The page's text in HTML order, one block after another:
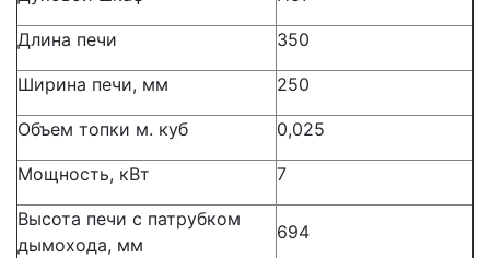
Длина печи 350
Ширина печи, мм 250
Объем топки м. куб 0,025
Мощность, кВт 7
Высота печи с патрубком
дымохода, мм
694